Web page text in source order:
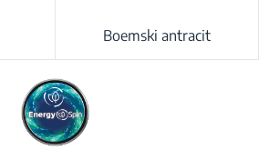
Boemski antracit